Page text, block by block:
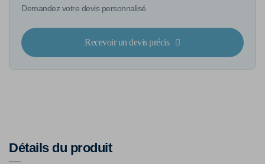
Demandez votre devis personnalisé
Recevoir un devis précis
Détails du produit